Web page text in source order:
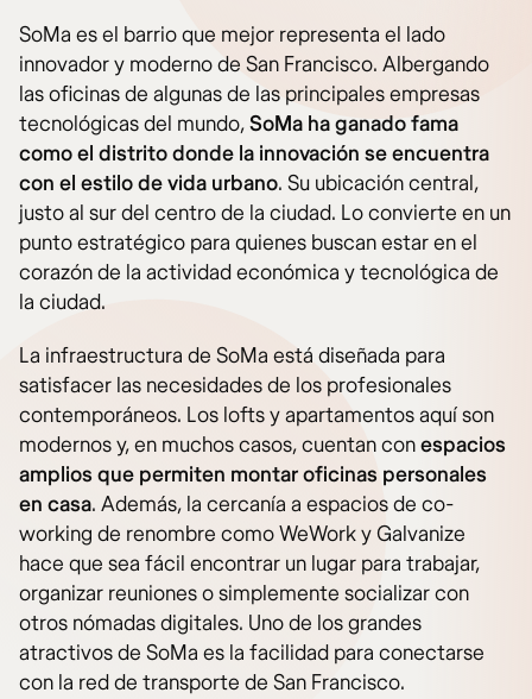
SoMa es el barrio que mejor representa el lado
innovador y moderno de San Francisco. Albergando
las oficinas de algunas de las principales empresas
tecnológicas del mundo,SoMa ha ganado fama
como el distrito donde la innovación se encuentra
con el estilo de vida urbano. Su ubicación central,
justo al sur del centro de la ciudad. Lo convierte en un
punto estratégico para quienes buscan estar en el
corazón de la actividad económica y tecnológica de
la ciudad.
La infraestructura de SoMa está diseñada para
satisfacer las necesidades de los profesionales
contemporáneos. Los lofts y apartamentos aquí son
modernos y, en muchos casos, cuentan conespacios
amplios que permiten montar oficinas personales
en casa. Además, la cercanía a espacios de co-
working de renombre como WeWork y Galvanize
hace que sea fácil encontrar un lugar para trabajar,
organizar reuniones o simplemente socializar con
otros nómadas digitales. Uno de los grandes
atractivos de SoMa es la facilidad para conectarse
con la red de transporte de San Francisco.